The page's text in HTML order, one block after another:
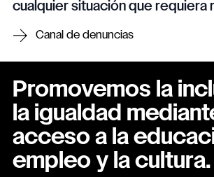
cualquier situación que requiera
Canal de denuncias
Promovemos la
la igualdad
acceso a la
empleo y la cultura.